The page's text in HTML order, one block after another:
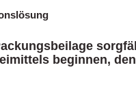
beginnen,